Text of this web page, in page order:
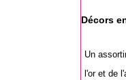
Décors
Un
l'or et de